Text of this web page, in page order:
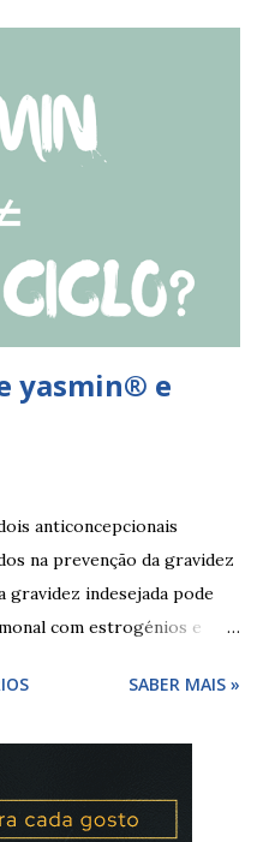
o 18° e o 24°
nova cartela ou carteira
e o 26° comprimido a
yasmin® e
anticoncepcionais
na prevenção da gravidez
gravidez indesejada pode
com estrogénios e
yasmin® e
por dia, seguindo
final da cartela ou blister
SABER MAIS »